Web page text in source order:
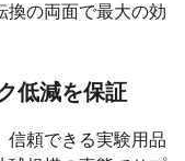
換の両面で最大の効
低減を保証
信頼できる実験用品